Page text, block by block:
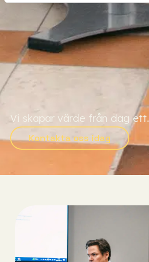
Vi skapar värde från dag ett.
Kontakta oss idag